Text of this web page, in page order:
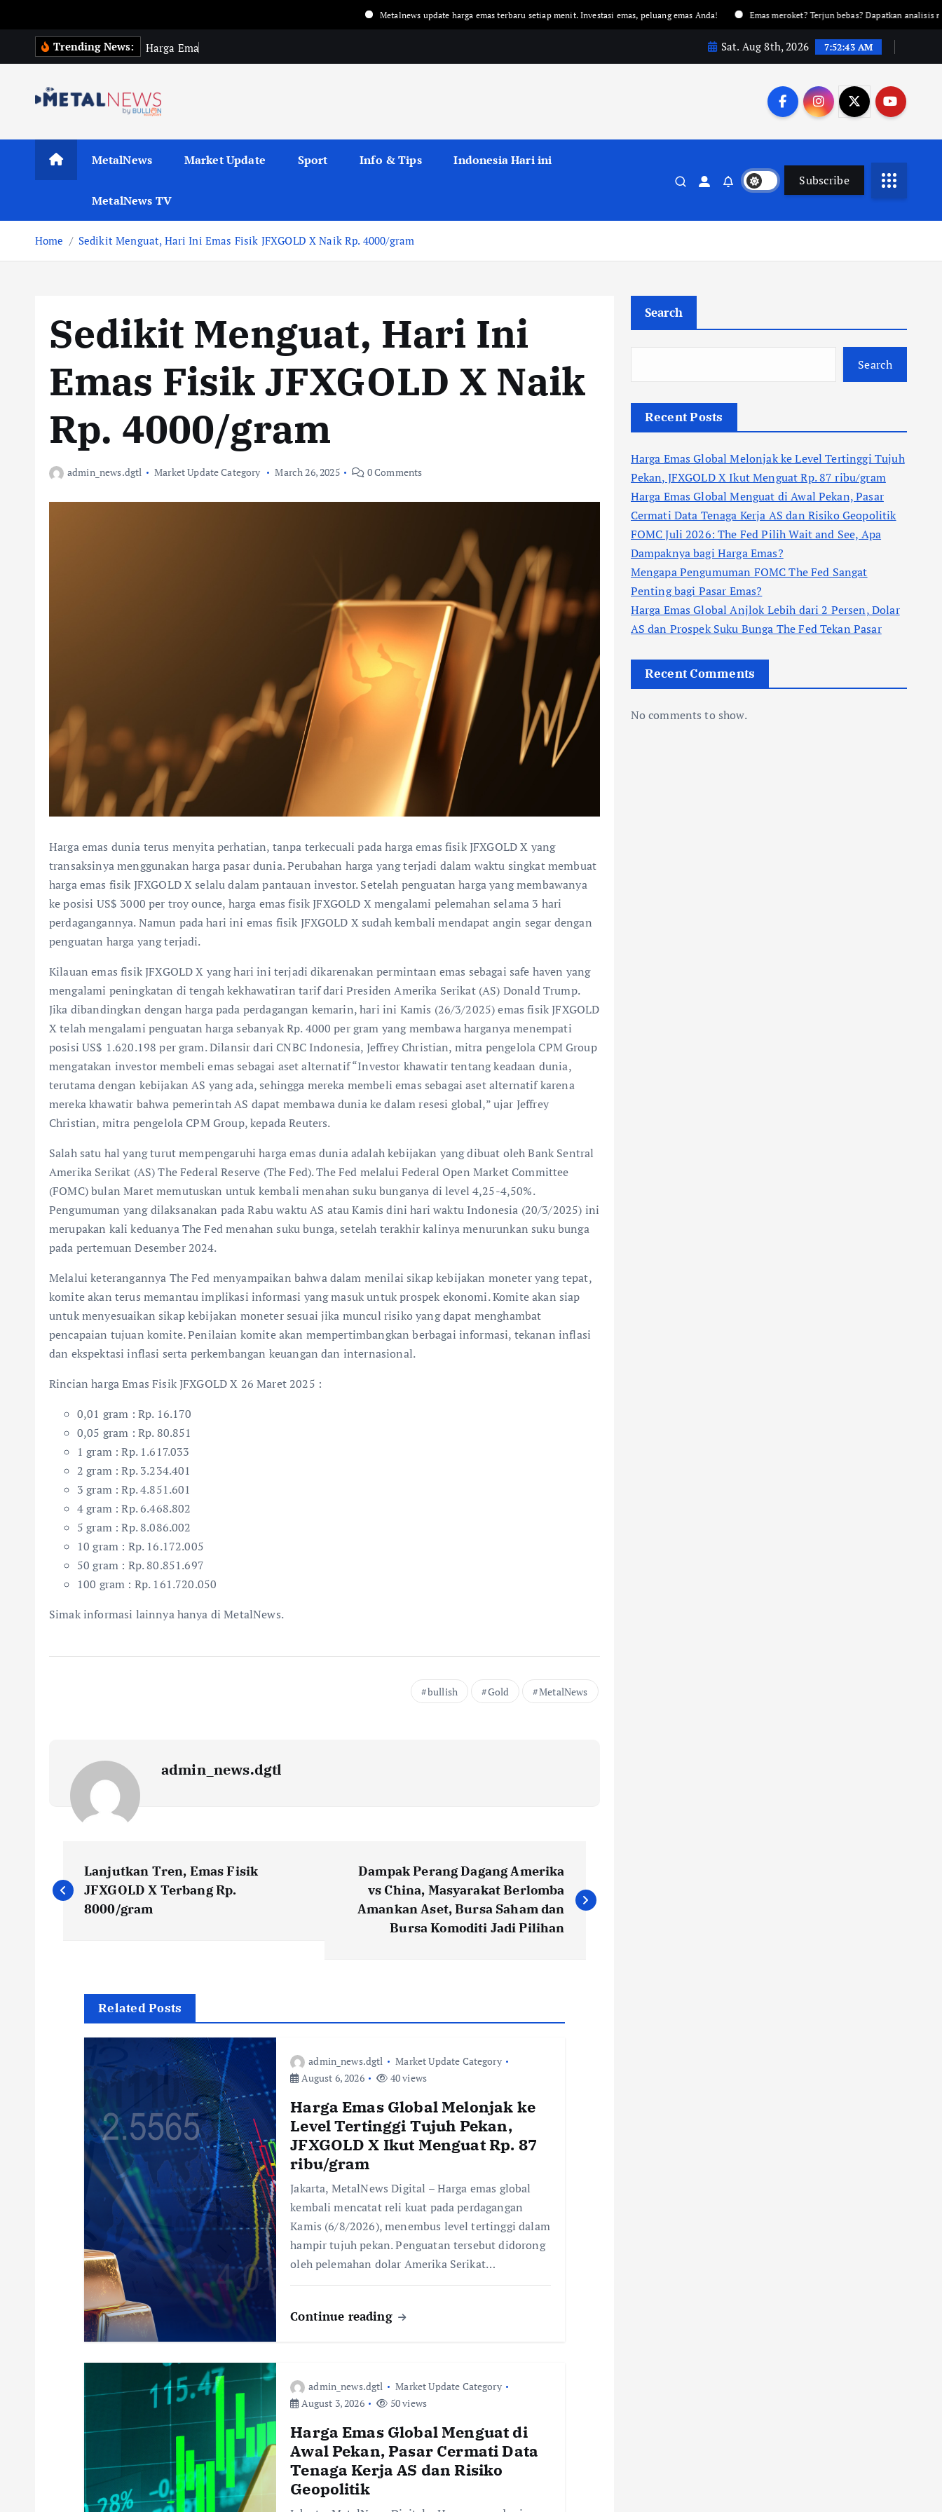
Metalnews update harga emas terbaru setiap menit. Investasi emas, peluang emas Anda! Emas meroket? Terjun bebas? Dapatkan analisis mendalam
Trending News: Harga Ema Sat. Aug 8th, 2026 7:52:44 AM
MetalNews Market Update Sport Info & Tips Indonesia Hari ini
MetalNews TV
Subscribe
Home Sedikit Menguat, Hari Ini Emas Fisik JFXGOLD X Naik Rp. 4000/gram
Sedikit Menguat, Hari Ini
Emas Fisik JFXGOLD X Naik
Rp. 4000/gram
admin_news.dgtl Market Update Category March 26, 2025 0 Comments
Harga emas dunia terus menyita perhatian, tanpa terkecuali pada harga emas fisik JFXGOLD X yang
transaksinya menggunakan harga pasar dunia. Perubahan harga yang terjadi dalam waktu singkat membuat
harga emas fisik JFXGOLD X selalu dalam pantauan investor. Setelah penguatan harga yang membawanya
ke posisi US$ 3000 per troy ounce, harga emas fisik JFXGOLD X mengalami pelemahan selama 3 hari
perdagangannya. Namun pada hari ini emas fisik JFXGOLD X sudah kembali mendapat angin segar dengan
penguatan harga yang terjadi.
Kilauan emas fisik JFXGOLD X yang hari ini terjadi dikarenakan permintaan emas sebagai safe haven yang
mengalami peningkatan di tengah kekhawatiran tarif dari Presiden Amerika Serikat (AS) Donald Trump.
Jika dibandingkan dengan harga pada perdagangan kemarin, hari ini Kamis (26/3/2025) emas fisik JFXGOLD
X telah mengalami penguatan harga sebanyak Rp. 4000 per gram yang membawa harganya menempati
posisi US$ 1.620.198 per gram. Dilansir dari CNBC Indonesia, Jeffrey Christian, mitra pengelola CPM Group
mengatakan investor membeli emas sebagai aset alternatif “Investor khawatir tentang keadaan dunia,
terutama dengan kebijakan AS yang ada, sehingga mereka membeli emas sebagai aset alternatif karena
mereka khawatir bahwa pemerintah AS dapat membawa dunia ke dalam resesi global,” ujar Jeffrey
Christian, mitra pengelola CPM Group, kepada Reuters.
Salah satu hal yang turut mempengaruhi harga emas dunia adalah kebijakan yang dibuat oleh Bank Sentral
Amerika Serikat (AS) The Federal Reserve (The Fed). The Fed melalui Federal Open Market Committee
(FOMC) bulan Maret memutuskan untuk kembali menahan suku bunganya di level 4,25-4,50%.
Pengumuman yang dilaksanakan pada Rabu waktu AS atau Kamis dini hari waktu Indonesia (20/3/2025) ini
merupakan kali keduanya The Fed menahan suku bunga, setelah terakhir kalinya menurunkan suku bunga
pada pertemuan Desember 2024.
Melalui keterangannya The Fed menyampaikan bahwa dalam menilai sikap kebijakan moneter yang tepat,
komite akan terus memantau implikasi informasi yang masuk untuk prospek ekonomi. Komite akan siap
untuk menyesuaikan sikap kebijakan moneter sesuai jika muncul risiko yang dapat menghambat
pencapaian tujuan komite. Penilaian komite akan mempertimbangkan berbagai informasi, tekanan inflasi
dan ekspektasi inflasi serta perkembangan keuangan dan internasional.
Rincian harga Emas Fisik JFXGOLD X 26 Maret 2025 :
0,01 gram : Rp. 16.170
0,05 gram : Rp. 80.851
1 gram : Rp. 1.617.033
2 gram : Rp. 3.234.401
3 gram : Rp. 4.851.601
4 gram : Rp. 6.468.802
5 gram : Rp. 8.086.002
10 gram : Rp. 16.172.005
50 gram : Rp. 80.851.697
100 gram : Rp. 161.720.050
Simak informasi lainnya hanya di MetalNews.
bullish Gold MetalNews
admin_news.dgtl
Lanjutkan Tren, Emas Fisik
JFXGOLD X Terbang Rp.
8000/gram
Dampak Perang Dagang Amerika
vs China, Masyarakat Berlomba
Amankan Aset, Bursa Saham dan
Bursa Komoditi Jadi Pilihan
Related Posts
admin_news.dgtl
Market Update Category
August 6, 2026
40 views
Harga Emas Global Melonjak ke
Level Tertinggi Tujuh Pekan,
JFXGOLD X Ikut Menguat Rp. 87
ribu/gram
Jakarta, MetalNews Digital – Harga emas global
kembali mencatat reli kuat pada perdagangan
Kamis (6/8/2026), menembus level tertinggi dalam
hampir tujuh pekan. Penguatan tersebut didorong
oleh pelemahan dolar Amerika Serikat…
Continue reading
admin_news.dgtl
Market Update Category
August 3, 2026
50 views
Harga Emas Global Menguat di
Awal Pekan, Pasar Cermati Data
Tenaga Kerja AS dan Risiko
Geopolitik
Search
Search
Recent Posts
Harga Emas Global Melonjak ke Level Tertinggi Tujuh
Pekan, JFXGOLD X Ikut Menguat Rp. 87 ribu/gram
Harga Emas Global Menguat di Awal Pekan, Pasar
Cermati Data Tenaga Kerja AS dan Risiko Geopolitik
FOMC Juli 2026: The Fed Pilih Wait and See, Apa
Dampaknya bagi Harga Emas?
Mengapa Pengumuman FOMC The Fed Sangat
Penting bagi Pasar Emas?
Harga Emas Global Anjlok Lebih dari 2 Persen, Dolar
AS dan Prospek Suku Bunga The Fed Tekan Pasar
Recent Comments
No comments to show.